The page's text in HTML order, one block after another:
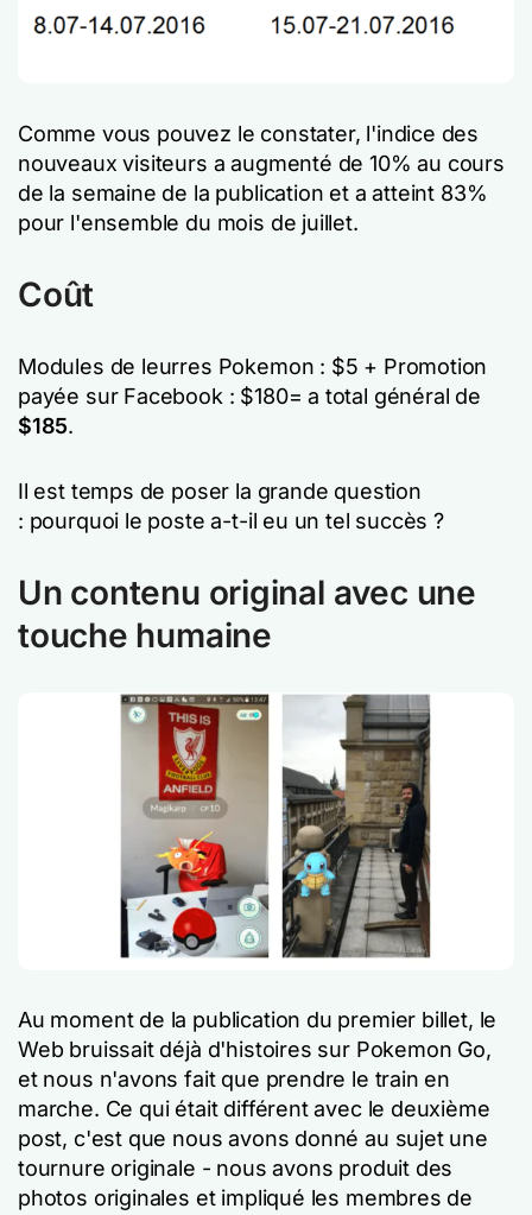
Comme vous pouvez le constater, l'indice des
nouveaux visiteurs a augmenté de 10% au cours
de la semaine de la publication et a atteint 83%
pour l'ensemble du mois de juillet.
Coût
Modules de leurres Pokemon : $5 + Promotion
payée sur Facebook : $180= a total général de
$185.
Il est temps de poser la grande question
: pourquoi le poste a-t-il eu un tel succès ?
Un contenu original avec une
touche humaine
Au moment de la publication du premier billet, le
Web bruissait déjà d'histoires sur Pokemon Go,
et nous n'avons fait que prendre le train en
marche. Ce qui était différent avec le deuxième
post, c'est que nous avons donné au sujet une
tournure originale - nous avons produit des
photos originales et impliqué les membres de